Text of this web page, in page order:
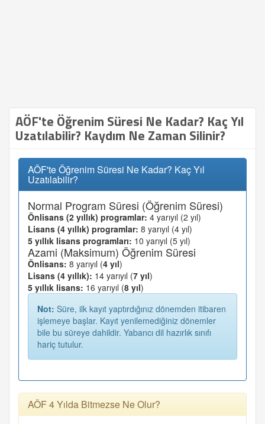
AÖF'te Öğrenim Süresi Ne Kadar? Kaç Yıl
Uzatılabilir? Kaydım Ne Zaman Silinir?
AÖF'te Öğrenim Süresi Ne Kadar? Kaç Yıl
Uzatılabilir?
Normal Program Süresi (Öğrenim Süresi)
Önlisans (2 yıllık) programlar: 4 yarıyıl (2 yıl)
Lisans (4 yıllık) programlar: 8 yarıyıl (4 yıl)
5 yıllık lisans programları: 10 yarıyıl (5 yıl)
Azami (Maksimum) Öğrenim Süresi
Önlisans: 8 yarıyıl (4 yıl)
Lisans (4 yıllık): 14 yarıyıl (7 yıl)
5 yıllık lisans: 16 yarıyıl (8 yıl)
Not: Süre, ilk kayıt yaptırdığınız dönemden itibaren
işlemeye başlar. Kayıt yenilemediğiniz dönemler
bile bu süreye dahildir. Yabancı dil hazırlık sınıfı
hariç tutulur.
AÖF 4 Yılda Bitmezse Ne Olur?